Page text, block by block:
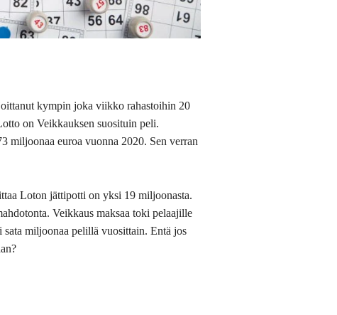
kympin joka viikko rahastoihin 20
on Veikkauksen suosituin peli.
miljoonaa euroa vuonna 2020. Sen verran
Loton jättipotti on yksi 19 miljoonasta.
Veikkaus maksaa toki pelaajille
miljoonaa pelillä vuosittain. Entä jos